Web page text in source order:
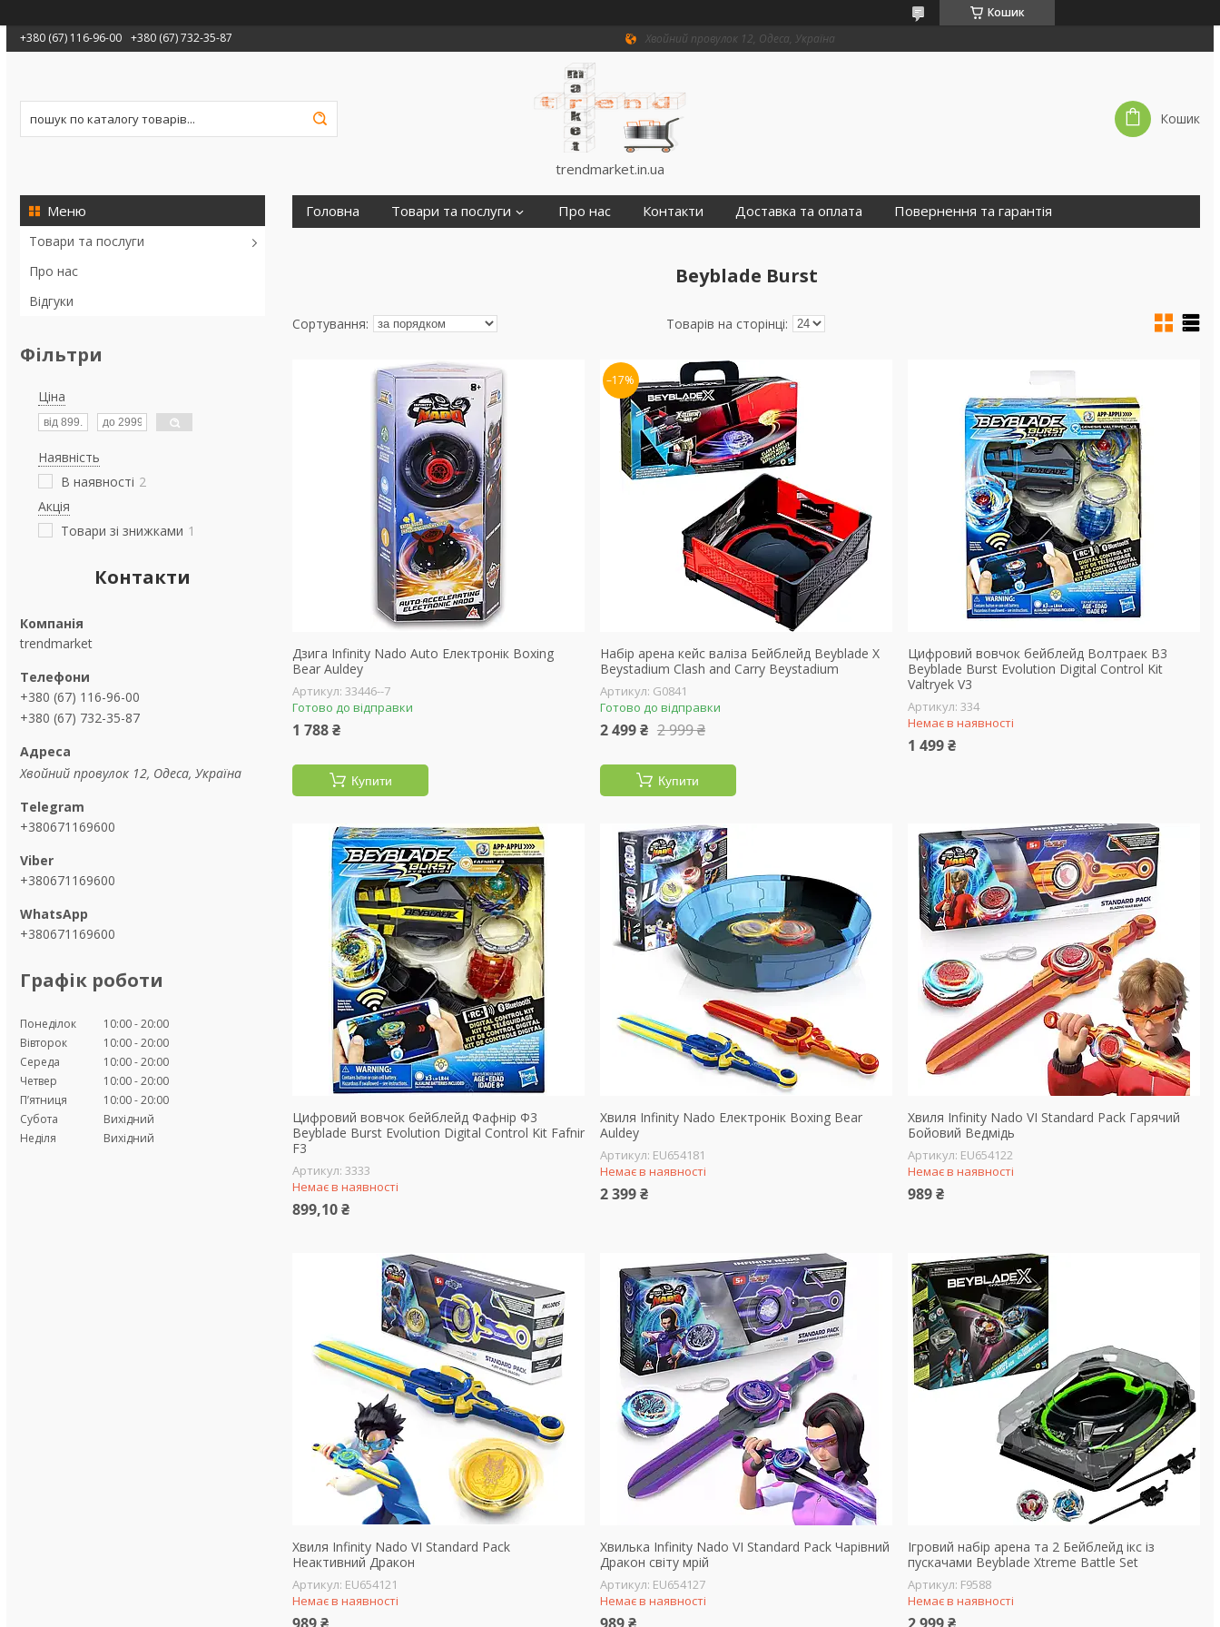
Кошик
+380 (67) 116-96-00 +380 (67) 732-35-87 Хвойний провулок 12, Одеса, Україна
trendmarket.in.ua
Кошик
Товари та послуги
Про нас
Відгуки
Фільтри
Ціна
Наявність
В наявності 2
Акція
Товари зі знижками 1
Контакти
trendmarket
+380 (67) 116-96-00
+380 (67) 732-35-87
Хвойний провулок 12, Одеса, Україна
+380671169600
+380671169600
+380671169600
Графік роботи
Понеділок 10:00 20:00
Вівторок
10:00 20:00
Середа
10:00 20:00
Четвер
10:00 20:00
Пʼятниця
10:00 20:00
Субота
Вихідний
Неділя
Вихідний
Головна Товари та послуги Про нас Контакти Доставка та оплата Повернення та гарантія
Beyblade Burst
Дзига Infinity Nado Auto Електронік Boxing
Bear Auldey
33446--7
Готово до відправки
1 788 ₴
Купити
–17%
Набір арена кейс валіза Бейблейд Beyblade X
Beystadium Clash and Carry Beystadium
G0841
Готово до відправки
2 499 ₴ 2 999 ₴
Купити
Цифровий вовчок бейблейд Волтраек В3
Beyblade Burst Evolution Digital Control Kit
Valtryek V3
334
Немає в наявності
1 499 ₴
Цифровий вовчок бейблейд Фафнір Ф3
Beyblade Burst Evolution Digital Control Kit Fafnir
F3
3333
Немає в наявності
899,10 ₴
Хвиля Infinity Nado Електронік Boxing Bear
Auldey
EU654181
Немає в наявності
2 399 ₴
Хвиля Infinity Nado VI Standard Pack Гарячий
Бойовий Ведмідь
EU654122
Немає в наявності
989 ₴
Хвиля Infinity Nado VI Standard Pack
Неактивний Дракон
EU654121
Немає в наявності
Хвилька Infinity Nado VI Standard Pack Чарівний
Дракон світу мрій
EU654127
Немає в наявності
Ігровий набір арена та 2 Бейблейд ікс із
пускачами Beyblade Xtreme Battle Set
F9588
Немає в наявності